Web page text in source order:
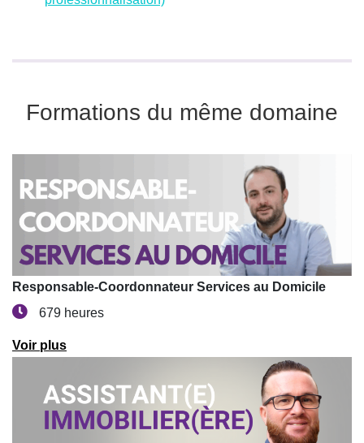
Formations du même domaine
Responsable-Coordonnateur Services au Domicile
679 heures
Voir plus